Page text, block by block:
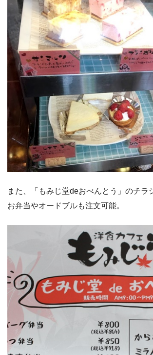
また、「もみじ堂deおべんとう」のチラ
お弁当やオードブルも注文可能。